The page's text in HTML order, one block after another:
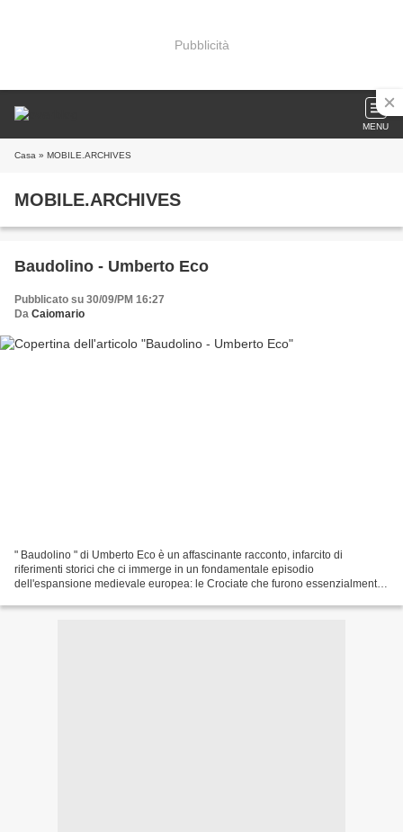
Pubblicità
MENU
Casa » MOBILE.ARCHIVES
MOBILE.ARCHIVES
Baudolino - Umberto Eco
Pubblicato su 30/09/PM 16:27
Da Caiomario
" Baudolino " di Umberto Eco è un affascinante racconto, infarcito di
riferimenti storici che ci immerge in un fondamentale episodio
dell'espansione medievale europea: le Crociate che furono essenzialmente